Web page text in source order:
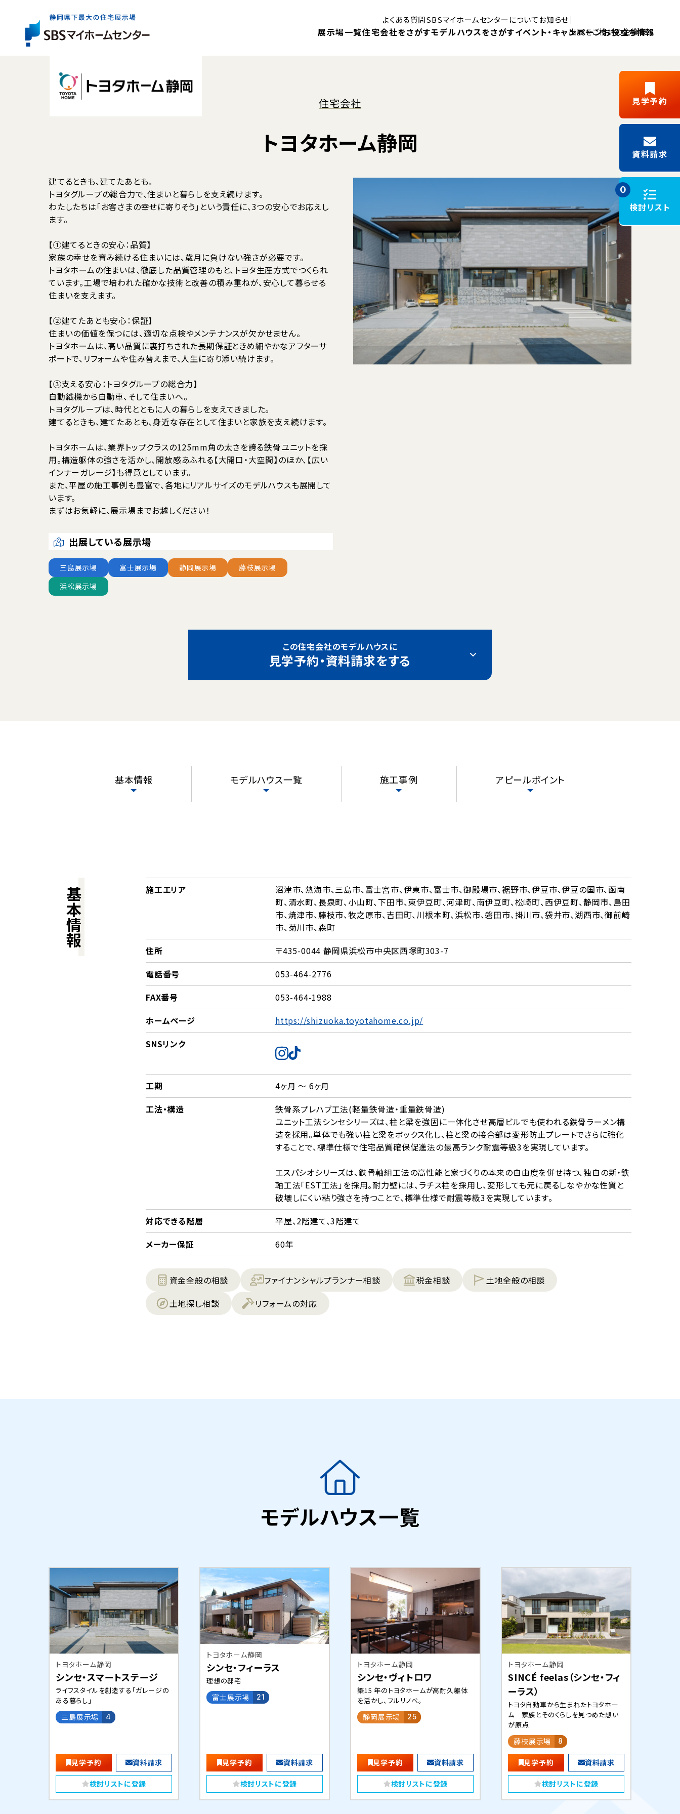
展示場一覧
展示場一覧
展示場一覧トップ
御殿場展示場
静岡展示場
住宅会社をさがす
住宅会社を
住宅会社検索 施工事例
モデルハウスをさがすイベント・キャンペーン
マイホームをお考えのご家族に嬉しい企画をご案内します。
イベント・キャンペーントップ
モデルハウス
見学予約
キャンペーン
展示場イベント モデルハウスイベント
モデルハウスインフォメーション
お役立ち情報
お役立ち はじめての住まいづくり講座
住まいに関する補助金・助成金
よくある質問SBSマイホームセンターについてお知らせ
出展をご検討の企業様へ
見学予約
資料請求
検討リスト
0
住宅会社
トヨタホーム静岡
建てるときも、建てたあとも。
トヨタグループの総合力で、住まいと暮らしを支え続けます。
わたしたちは「お客さまの幸せに寄りそう」という責任に、3つの安心でお応えし
ます。
【①建てるときの安心：品質】
家族の幸せを育み続ける住まいには、歳月に負けない強さが必要です。
トヨタホームの住まいは、徹底した品質管理のもと、トヨタ生産方式でつくられ
ています。工場で培われた確かな技術と改善の積み重ねが、安心して暮らせる
住まいを支えます。
【②建てたあとも安心：保証】
住まいの価値を保つには、適切な点検やメンテナンスが欠かせません。
トヨタホームは、高い品質に裏打ちされた長期保証ときめ細やかなアフターサ
ポートで、リフォームや住み替えまで、人生に寄り添い続けます。
【③支える安心：トヨタグループの総合力】
自動織機から自動車、そして住まいへ。
トヨタグループは、時代とともに人の暮らしを支えてきました。
建てるときも、建てたあとも、身近な存在として住まいと家族を支え続けます。
トヨタホームは、業界トップクラスの125mm角の太さを誇る鉄骨ユニットを採
用。構造躯体の強さを活かし、開放感あふれる【大開口・大空間】のほか、【広い
インナーガレージ】も得意としています。
また、平屋の施工事例も豊富で、各地にリアルサイズのモデルハウスも展開して
います。
まずはお気軽に、展示場までお越しください！
出展している展示場
三島展示場 富士展示場 静岡展示場
藤枝展示場
浜松展示場
この住宅会社のモデルハウスに
見学予約・資料請求をする
基本情報 モデルハウス一覧 施工事例 アピールポイント
基本情報 施工エリア
沼津市、熱海市、三島市、富士宮市、伊東市、富士市、御殿場市、裾野市、伊豆市、伊豆の国市、函南
町、清水町、長泉町、小山町、下田市、東伊豆町、河津町、南伊豆町、松崎町、西伊豆町、静岡市、島田
市、焼津市、藤枝市、牧之原市、吉田町、川根本町、浜松市、磐田市、掛川市、袋井市、湖西市、御前崎
市、菊川市、森町
住所
〒435-0044 静岡県浜松市中央区西塚町303-7
電話番号
053-464-2776
FAX番号
053-464-1988
ホームページ
https://shizuoka.toyotahome.co.jp/
SNSリンク
工期
4ヶ月 ～ 6ヶ月
工法・構造
鉄骨系プレハブ工法(軽量鉄骨造・重量鉄骨造)
ユニット工法シンセシリーズは、柱と梁を強固に一体化させ高層ビルでも使われる鉄骨ラーメン構
造を採用。単体でも強い柱と梁をボックス化し、柱と梁の接合部は変形防止プレートでさらに強化
することで、標準仕様で住宅品質確保促進法の最高ランク耐震等級3を実現しています。
エスパシオシリーズは、鉄骨軸組工法の高性能と家づくりの本来の自由度を併せ持つ、独自の新・鉄
軸工法「EST工法」を採用。耐力壁には、ラチス柱を採用し、変形しても元に戻るしなやかな性質と
破壊しにくい粘り強さを持つことで、標準仕様で耐震等級3を実現しています。
対応できる階層
平屋、2階建て、3階建て
メーカー保証
60年
資金全般の相談 ファイナンシャルプランナー相談 税金相談
土地全般の相談
土地探し相談
リフォームの対応
モデルハウス一覧
トヨタホーム静岡
シンセ・スマートステージ
ライフスタイルを創造する「ガレージの
ある暮らし」
三島展示場 4
見学予約 資料請求
検討リストに登録
トヨタホーム静岡
シンセ・ヴィトロワ
築15 年のトヨタホームが高耐久躯体
を活かし、フルリノベ。
静岡展示場 25
見学予約 資料請求
検討リストに登録
トヨタホーム静岡
SINCÉ feelas（シンセ・フィ
ーラス）
トヨタ自動車から生まれたトヨタホー
ム 家族とそのくらしを見つめた想い
が原点
藤枝展示場 8
見学予約 資料請求
検討リストに登録
トヨタホーム静岡
シンセ・フィーラス
理想の邸宅
富士展示場 21
見学予約 資料請求
検討リストに登録